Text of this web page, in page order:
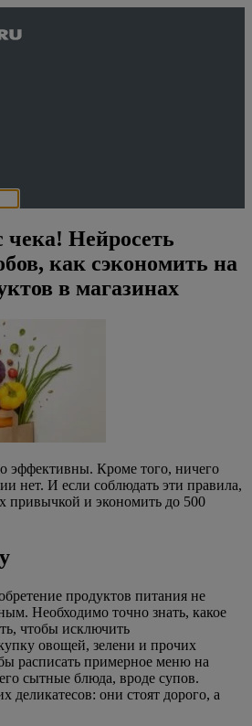
чека! Нейросеть
как сэкономить на
в магазинах
эффективны. Кроме того, ничего
нет. И если соблюдать эти правила,
привычкой и экономить до 500
продуктов питания не
Необходимо точно знать, какое
чтобы исключить
овощей, зелени и прочих
расписать примерное меню на
сытные блюда, вроде супов.
деликатесов: они стоят дорого, а